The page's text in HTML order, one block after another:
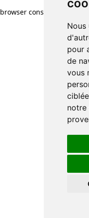
Nous
pour
de
vous
notre
browser console for more